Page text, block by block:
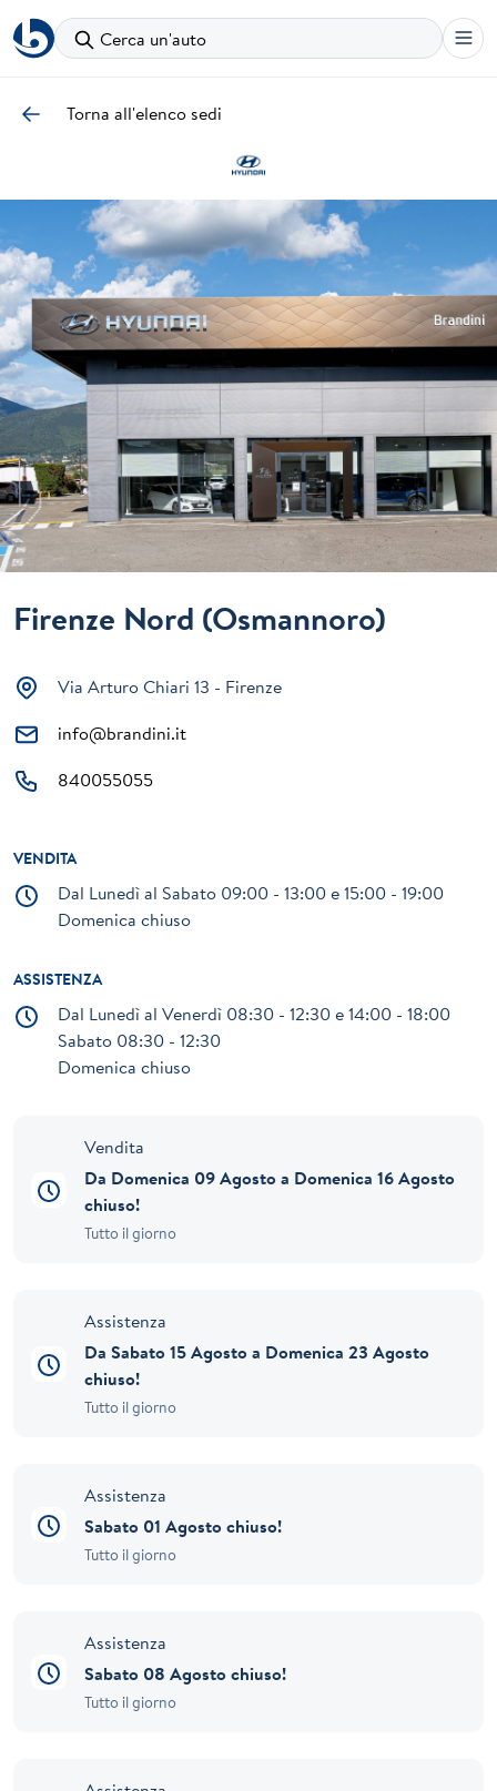
Cerca un'auto
Torna all'elenco sedi
Firenze Nord (Osmannoro)
Via Arturo Chiari 13 - Firenze
info@brandini.it
840055055
VENDITA
Dal Lunedì al Sabato 09:00 - 13:00 e 15:00 - 19:00
Domenica chiuso
ASSISTENZA
Dal Lunedì al Venerdì 08:30 - 12:30 e 14:00 - 18:00
Sabato 08:30 - 12:30
Domenica chiuso
Vendita
Da Domenica 09 Agosto a Domenica 16 Agosto
chiuso!
Tutto il giorno
Assistenza
Da Sabato 15 Agosto a Domenica 23 Agosto
chiuso!
Tutto il giorno
Assistenza
Sabato 01 Agosto chiuso!
Tutto il giorno
Assistenza
Sabato 08 Agosto chiuso!
Tutto il giorno